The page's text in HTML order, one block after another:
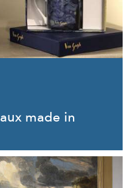
made in